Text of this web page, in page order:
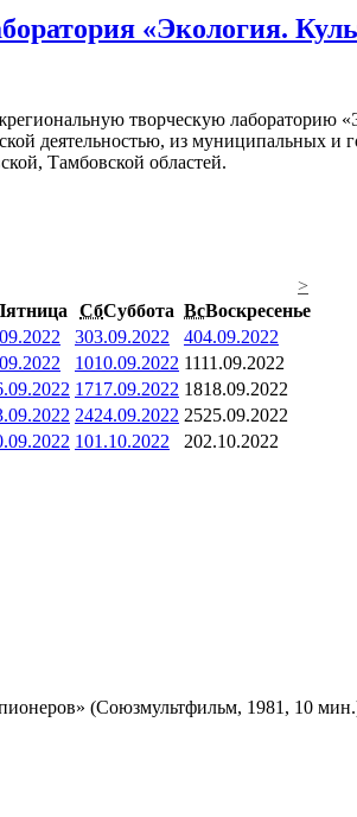
«Экология.
творческую лабораторию
деятельностью, из муниципальных
Тамбовской областей.
>
СбСуббота ВсВоскресенье
303.09.2022 404.09.2022
1010.09.2022 1111.09.2022
1717.09.2022 1818.09.2022
2424.09.2022 2525.09.2022
101.10.2022 202.10.2022
(Союзмультфильм, 1981, 10